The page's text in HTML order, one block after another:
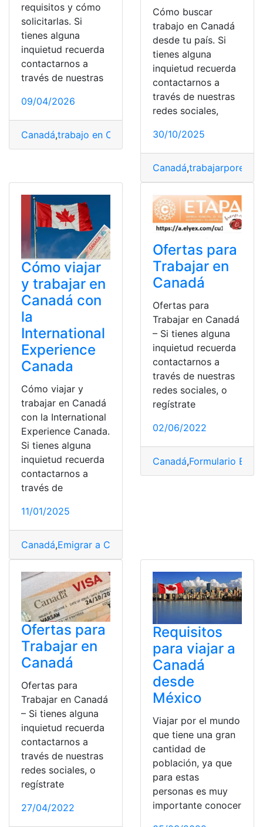
requisitos y cómo
solicitarlas. Si
tienes alguna
inquietud recuerda
contactarnos a
través de nuestras
09/04/2026
Canadá,trabajo en Canadá viajar a Canadá
Cómo buscar
trabajo en Canadá
desde tu país. Si
tienes alguna
inquietud recuerda
contactarnos a
través de nuestras
redes sociales,
30/10/2025
Canadá,
Cómo viajar
y trabajar en
Canadá con
la
International
Experience
Canada
Cómo viajar y
trabajar en Canadá
con la International
Experience Canada.
Si tienes alguna
inquietud recuerda
contactarnos a
través de
11/01/2025
Canadá,Emigrar a Canadá
Ofertas para
Trabajar en
Canadá
Ofertas para
Trabajar en Canadá
– Si tienes alguna
inquietud recuerda
contactarnos a
través de nuestras
redes sociales, o
regístrate
02/06/2022
Canadá,Formulario Eta
Ofertas para
Trabajar en
Canadá
Ofertas para
Trabajar en Canadá
– Si tienes alguna
inquietud recuerda
contactarnos a
través de nuestras
redes sociales, o
regístrate
27/04/2022
Requisitos
para viajar a
Canadá
desde
México
Viajar por el mundo
que tiene una gran
cantidad de
población, ya que
para estas
personas es muy
importante conocer